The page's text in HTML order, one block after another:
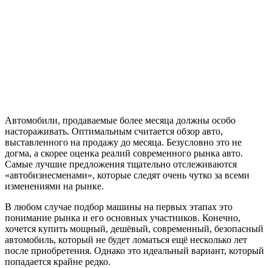
Автомобили, продаваемые более месяца должны особо
настораживать. Оптимальным считается обзор авто,
выставленного на продажу до месяца. Безусловно это не
догма, а скорее оценка реалий современного рынка авто.
Самые лучшие предложения тщательно отслеживаются
«автобизнесменами», которые следят очень чутко за всеми
изменениями на рынке.
В любом случае подбор машины на первых этапах это
понимание рынка и его основных участников. Конечно,
хочется купить мощный, дешёвый, современный, безопасный
автомобиль, который не будет ломаться ещё несколько лет
после приобретения. Однако это идеальный вариант, который
попадается крайне редко.